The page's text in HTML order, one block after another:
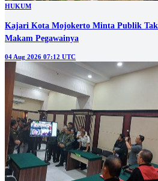
HUKUM
Kajari Kota Mojokerto Minta Publik Tak
Makam Pegawainya
04 Aug 2026 07:12 UTC